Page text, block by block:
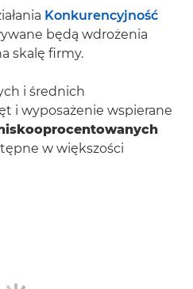
Konkurencyjność
będą wdrożenia
skalę firmy.
i średnich
i wyposażenie wspierane
w większości